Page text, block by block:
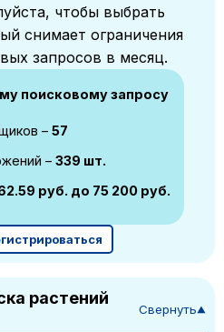
чтобы выбрать
снимает ограничения
запросов в месяц.
поисковому запросу
– 57
– 339 шт.
руб. до 75 200 руб.
растений
Свернуть▼